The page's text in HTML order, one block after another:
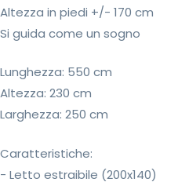
Altezza in piedi +/- 170 cm
Si guida come un sogno
Lunghezza: 550 cm
Altezza: 230 cm
Larghezza: 250 cm
Caratteristiche:
- Letto estraibile (200x140)